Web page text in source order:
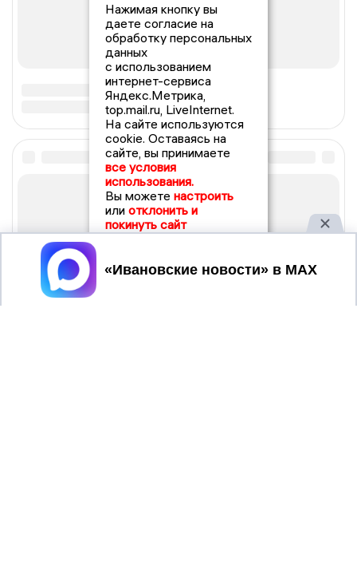
Нажимая кнопку вы
даете согласие на
обработку персональных
данных
с использованием
интернет-сервиса
Яндекс.Метрика,
top.mail.ru, LiveInternet.
На сайте используются
cookie. Оставаясь на
сайте, вы принимаете
все условия
использования.
Вы можете настроить
или отклонить и
покинуть сайт
Принять